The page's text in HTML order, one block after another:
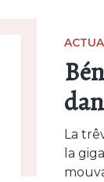
La
la